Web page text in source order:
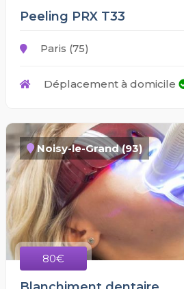
Peeling PRX T33
Paris (75)
Déplacement à domicile
Noisy-le-Grand (93)
80€